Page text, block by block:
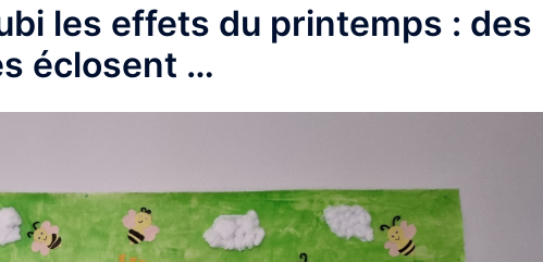
les effets du printemps : des
éclosent …